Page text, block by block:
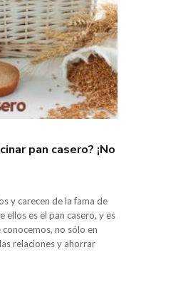
pan casero? ¡No
y carecen de la fama de
ellos es el pan casero, y es
no sólo en
relaciones y ahorrar